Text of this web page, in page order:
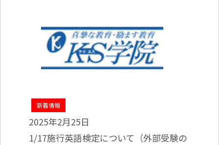
新着情報
2025年2月25日
1/17施行英語検定について（外部受験の